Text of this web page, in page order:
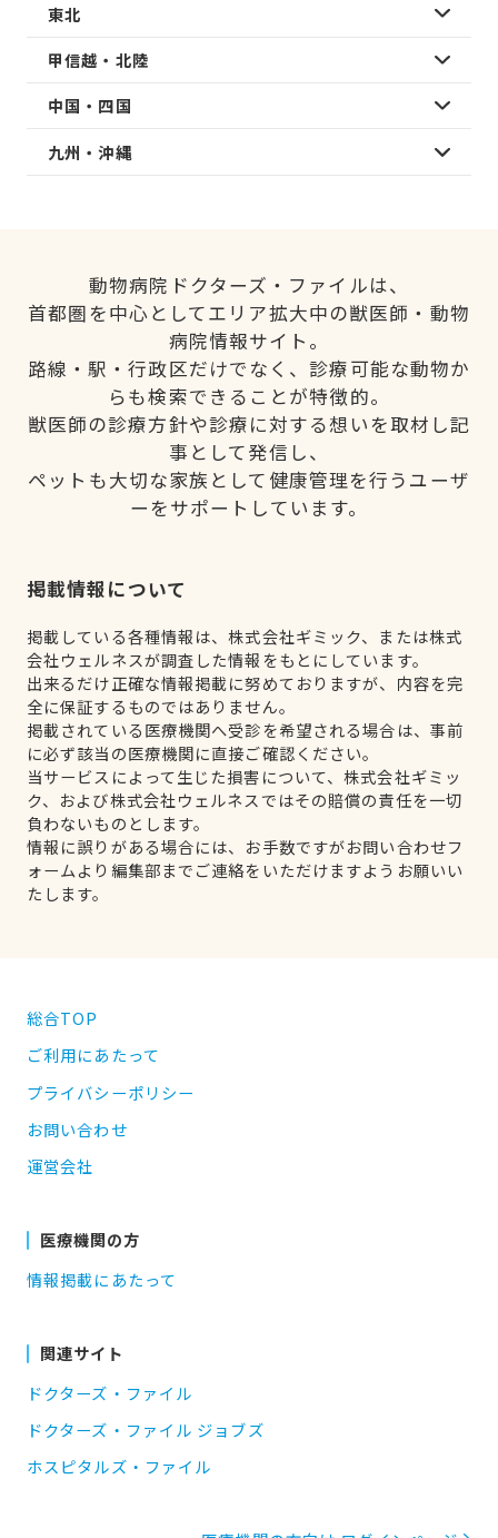
東北
甲信越・北陸
中国・四国
九州・沖縄
動物病院ドクターズ・ファイルは、
首都圏を中心としてエリア拡大中の獣医師・動物
病院情報サイト。
路線・駅・行政区だけでなく、診療可能な動物か
らも検索できることが特徴的。
獣医師の診療方針や診療に対する想いを取材し記
事として発信し、
ペットも大切な家族として健康管理を行うユーザ
ーをサポートしています。
掲載情報について
掲載している各種情報は、株式会社ギミック、または株式
会社ウェルネスが調査した情報をもとにしています。
出来るだけ正確な情報掲載に努めておりますが、内容を完
全に保証するものではありません。
掲載されている医療機関へ受診を希望される場合は、事前
に必ず該当の医療機関に直接ご確認ください。
当サービスによって生じた損害について、株式会社ギミッ
ク、および株式会社ウェルネスではその賠償の責任を一切
負わないものとします。
情報に誤りがある場合には、お手数ですがお問い合わせフ
ォームより編集部までご連絡をいただけますようお願いい
たします。
総合TOP
ご利用にあたって
プライバシーポリシー
お問い合わせ
運営会社
医療機関の方
情報掲載にあたって
関連サイト
ドクターズ・ファイル
ドクターズ・ファイル ジョブズ
ホスピタルズ・ファイル